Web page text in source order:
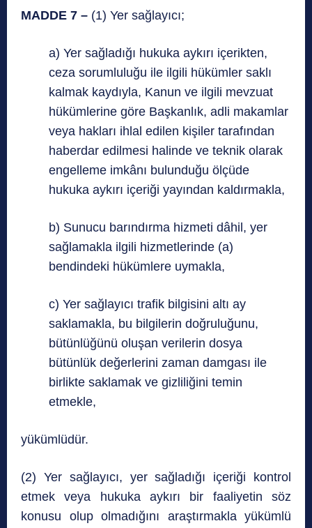
MADDE 7 – (1) Yer sağlayıcı;
a) Yer sağladığı hukuka aykırı içerikten,
ceza sorumluluğu ile ilgili hükümler saklı
kalmak kaydıyla, Kanun ve ilgili mevzuat
hükümlerine göre Başkanlık, adli makamlar
veya hakları ihlal edilen kişiler tarafından
haberdar edilmesi halinde ve teknik olarak
engelleme imkânı bulunduğu ölçüde
hukuka aykırı içeriği yayından kaldırmakla,
b) Sunucu barındırma hizmeti dâhil, yer
sağlamakla ilgili hizmetlerinde (a)
bendindeki hükümlere uymakla,
c) Yer sağlayıcı trafik bilgisini altı ay
saklamakla, bu bilgilerin doğruluğunu,
bütünlüğünü oluşan verilerin dosya
bütünlük değerlerini zaman damgası ile
birlikte saklamak ve gizliliğini temin
etmekle,
yükümlüdür.
(2) Yer sağlayıcı, yer sağladığı içeriği kontrol
etmek veya hukuka aykırı bir faaliyetin söz
konusu olup olmadığını araştırmakla yükümlü